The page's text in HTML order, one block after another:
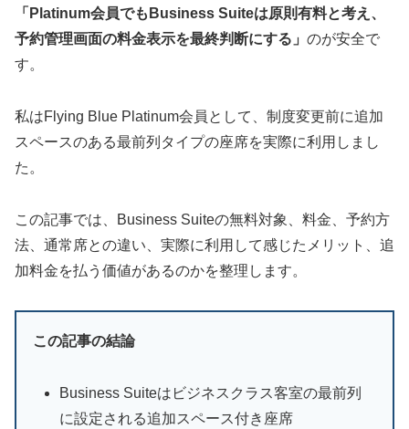
「Platinum会員でもBusiness Suiteは原則有料と考え、
予約管理画面の料金表示を最終判断にする」 のが安全で
す。
私はFlying Blue Platinum会員として、制度変更前に追加
スペースのある最前列タイプの座席を実際に利用しまし
た。
この記事では、Business Suiteの無料対象、料金、予約方
法、通常席との違い、実際に利用して感じたメリット、追
加料金を払う価値があるのかを整理します。
この記事の結論
Business Suiteはビジネスクラス客室の最前列
に設定される追加スペース付き座席